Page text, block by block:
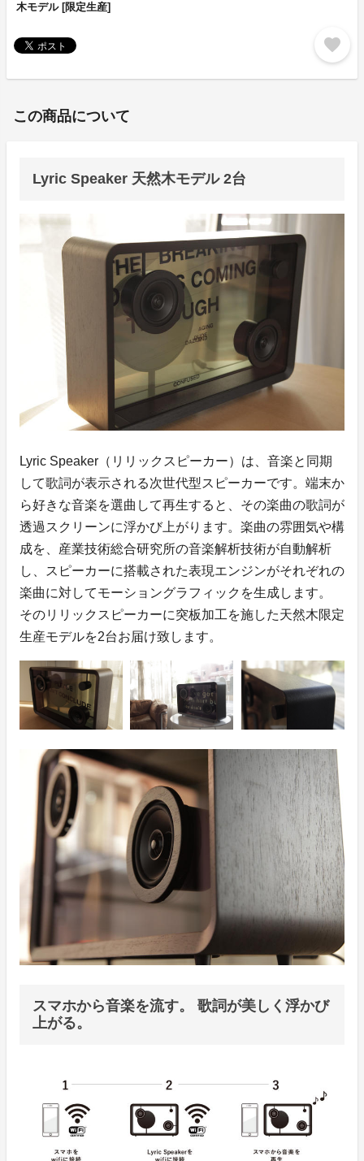
木モデル [限定生産]
favorite
この商品について
Lyric Speaker 天然木モデル 2台
Lyric Speaker（リリックスピーカー）は、音楽と同期
して歌詞が表示される次世代型スピーカーです。端末か
ら好きな音楽を選曲して再生すると、その楽曲の歌詞が
透過スクリーンに浮かび上がります。楽曲の雰囲気や構
成を、産業技術総合研究所の音楽解析技術が自動解析
し、スピーカーに搭載された表現エンジンがそれぞれの
楽曲に対してモーショングラフィックを生成します。
そのリリックスピーカーに突板加工を施した天然木限定
生産モデルを2台お届け致します。
スマホから音楽を流す。 歌詞が美しく浮かび
上がる。